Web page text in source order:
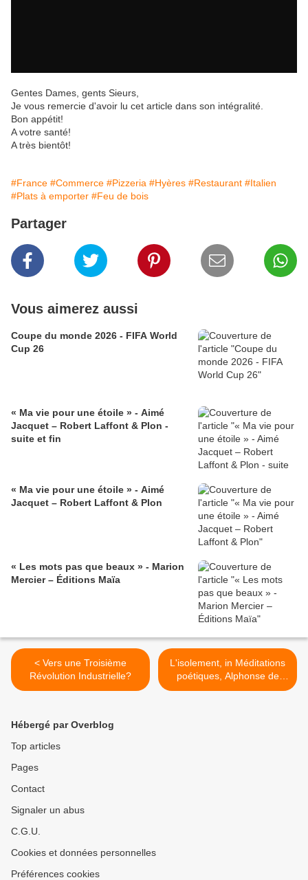
Gentes Dames, gents Sieurs,
Je vous remercie d'avoir lu cet article dans son intégralité.
Bon appétit!
A votre santé!
A très bientôt!
#France #Commerce #Pizzeria #Hyères #Restaurant #Italien
#Plats à emporter #Feu de bois
Partager
Vous aimerez aussi
Coupe du monde 2026 - FIFA World
Cup 26
« Ma vie pour une étoile » - Aimé
Jacquet – Robert Laffont & Plon -
suite et fin
« Ma vie pour une étoile » - Aimé
Jacquet – Robert Laffont & Plon
« Les mots pas que beaux » - Marion
Mercier – Éditions Maïa
< Vers une Troisième
Révolution Industrielle?
L'isolement, in Méditations
poétiques, Alphonse de
LAMARTINE >
Hébergé par Overblog
Top articles
Pages
Contact
Signaler un abus
C.G.U.
Cookies et données personnelles
Préférences cookies